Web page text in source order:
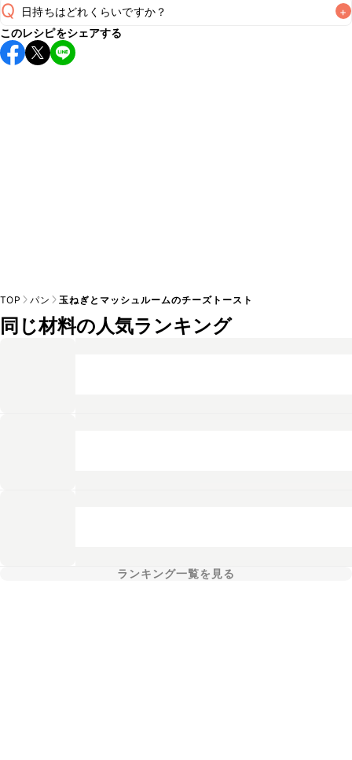
Q 日持ちはどれくらいですか？ +
保存期間は冷蔵で当日中が目安です。なるべくお早めにお召
し上がりください。
このレシピをシェアする
TOP パン 玉ねぎとマッシュルームのチーズトースト
同じ材料の人気ランキング
ランキング一覧を見る